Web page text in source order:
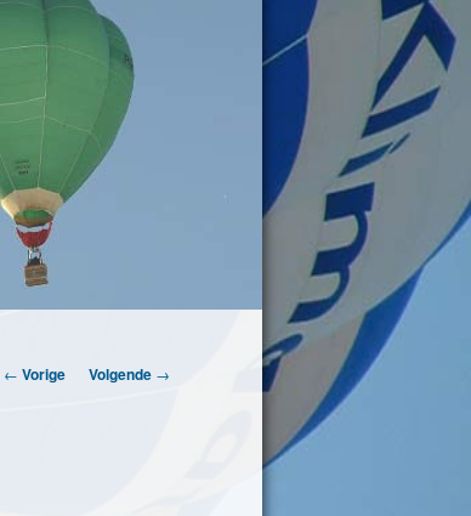
Berichtnavigatie
← Vorige Volgende →